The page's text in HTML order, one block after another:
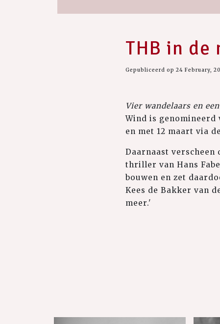
THB in de
Gepubliceerd op 24 February,
Vier wandelaars en
Wind is genomineerd
en met 12 maart via
Daarnaast verscheen
thriller van Hans
bouwen en zet
Kees de Bakker van
meer.'